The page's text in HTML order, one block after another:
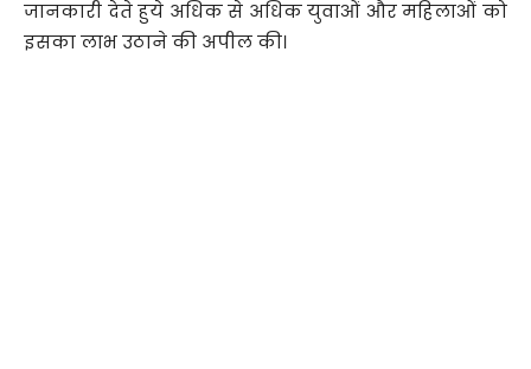
जानकारी देते हुये अधिक से अधिक युवाओं और महिलाओं को
इसका लाभ उठाने की अपील की।